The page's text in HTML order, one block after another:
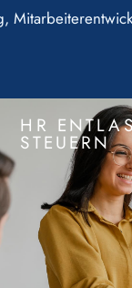
HR
STEUERN